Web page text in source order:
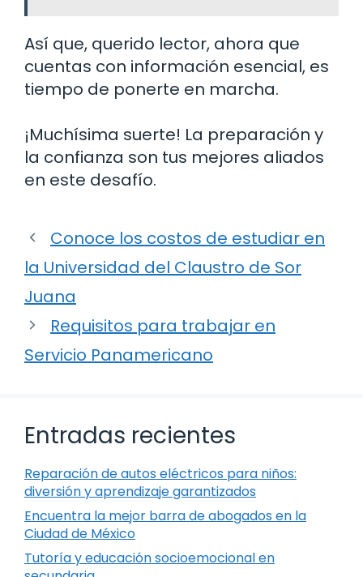
Así que, querido lector, ahora que
cuentas con información esencial, es
tiempo de ponerte en marcha.
¡Muchísima suerte! La preparación y
la confianza son tus mejores aliados
en este desafío.
Conoce los costos de estudiar en
la Universidad del Claustro de Sor
Juana
Requisitos para trabajar en
Servicio Panamericano
Entradas recientes
Reparación de autos eléctricos para niños:
diversión y aprendizaje garantizados
Encuentra la mejor barra de abogados en la
Ciudad de México
Tutoría y educación socioemocional en